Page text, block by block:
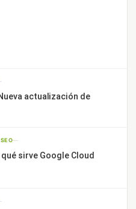
actualización de
—
qué sirve Google Cloud